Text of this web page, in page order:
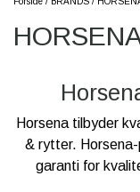
Horsena tilbyder
& rytter.
garanti for